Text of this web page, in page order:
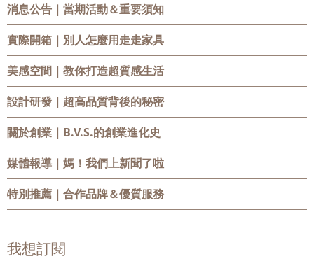
消息公告 ｜當期活動＆重要須知
實際開箱 ｜別人怎麼用走走家具
美感空間 ｜教你打造超質感生活
設計研發 ｜超高品質背後的秘密
關於創業 ｜B.V.S.的創業進化史
媒體報導 ｜媽！我們上新聞了啦
特別推薦 ｜合作品牌＆優質服務
我想訂閱